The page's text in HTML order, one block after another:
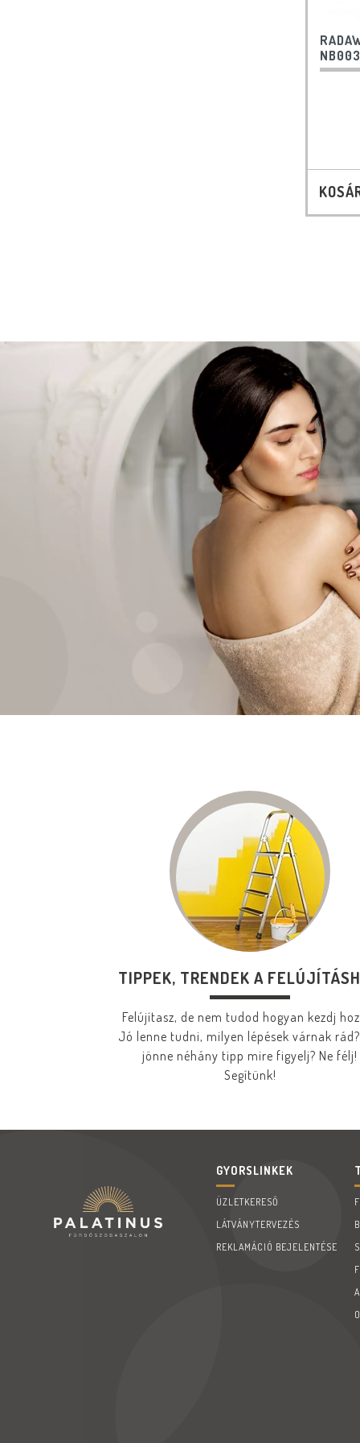
TIPPEK, TRENDEK A
Felújítasz, de nem tudod hogyan kezdj
Jó lenne tudni, milyen lépések várnak
jönne néhány tipp mire figyelj? Ne félj!
Segítünk!
GYORSLINKEK
ÜZLETKERESŐ
LÁTVÁNYTERVEZÉS
REKLAMÁCIÓ BEJELENTÉSE